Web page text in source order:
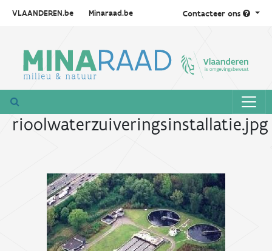
VLAANDEREN.be Minaraad.be Contacteer ons
rioolwaterzuiveringsinstallatie.jpg